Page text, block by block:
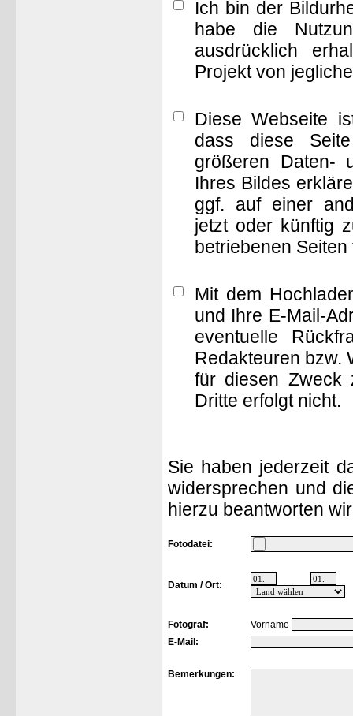
Ich bin der
habe die
ausdrücklich
Projekt von
Diese Webseite
dass diese
größeren Daten-
Ihres Bildes
ggf. auf einer
jetzt oder künftig
betriebenen
Mit dem
und Ihre E-Mail-
eventuelle
Redakteuren bzw.
für diesen Zweck
Dritte erfolgt nicht.
Sie haben jederzeit
widersprechen und
hierzu beantworten
Fotodatei:
Datum / Ort:
Fotograf:
Vorname
E-Mail:
Bemerkungen: